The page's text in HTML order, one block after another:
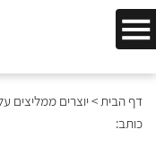
דף הבית>יוצרים ממליצים
כותב: